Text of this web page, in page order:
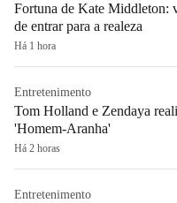
Fortuna de Kate Middleton:
de entrar para a realeza
Há 1 hora
Entretenimento
Tom Holland e Zendaya
'Homem-Aranha'
Há 2 horas
Entretenimento